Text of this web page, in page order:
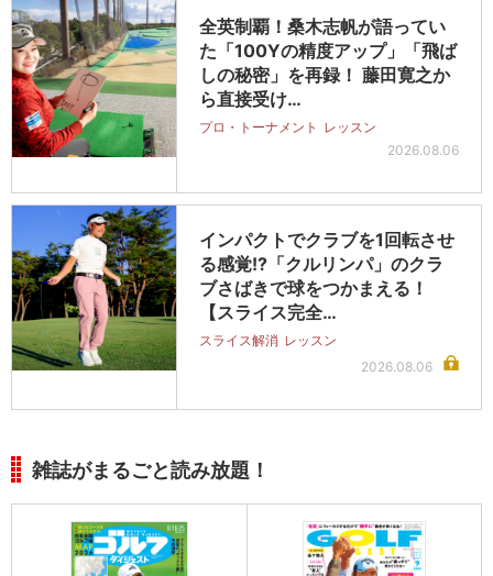
全英制覇！桑木志帆が語ってい
た「100Yの精度アップ」「飛ば
しの秘密」を再録！ 藤田寛之か
ら直接受け…
プロ・トーナメント レッスン
2026.08.06
インパクトでクラブを1回転させ
る感覚!?「クルリンパ」のクラ
ブさばきで球をつかまえる！
【スライス完全…
スライス解消 レッスン
2026.08.06
雑誌がまるごと読み放題！